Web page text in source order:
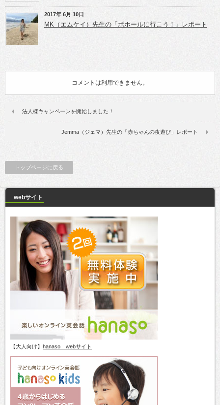
2017年 6月 10日
MK（エムケイ）先生の「ボホールに行こう！」レポート
コメントは利用できません。
法人様キャンペーンを開始しました！
Jemma（ジェマ）先生の「赤ちゃんの夜遊び」レポート
トップページに戻る
webサイト
【大人向け】 hanaso webサイト